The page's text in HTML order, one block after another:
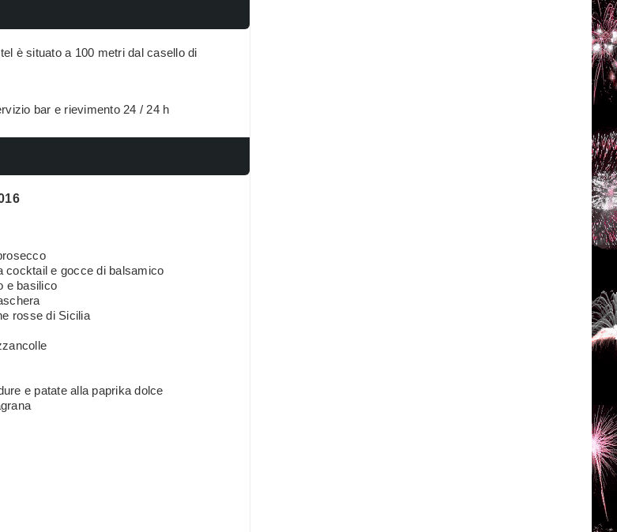
è situato a 100 metri dal casello di
bar e rievimento 24 / 24 h
cocktail e gocce di balsamico
e basilico
rosse di Sicilia
e patate alla paprika dolce